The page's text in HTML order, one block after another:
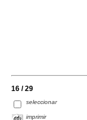
16 / 29
seleccionar
imprimir